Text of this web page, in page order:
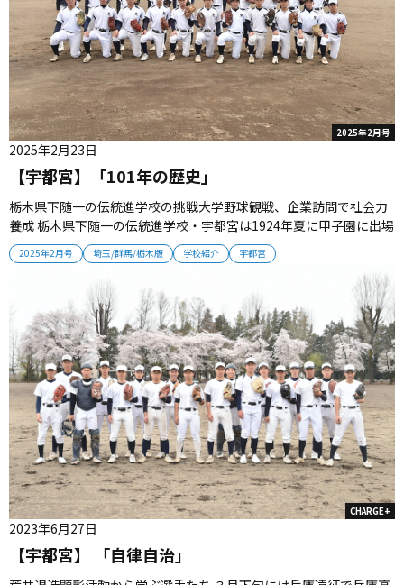
2025年2月号
2025年2月号 埼玉/群馬/栃木版 学校紹介 宇都宮
【宇都宮】「101年の歴史」
2025年2月23日
栃木県下随一の伝統進学校の挑戦大学野球観戦、企業訪問で社会力
養成 栃木県下随一の伝統進学校・宇都宮は1924年夏に甲子園に出場
した実績を持つ。伝統を継承する選手たちは101年ぶりの甲子園出
場を目標に、心技体を磨いていく。 ■OBの大学３年中山が東大で
活躍 昨年度、東大合格者21人を記録した伝統進学校・宇都宮。野球
CHARGE+
【宇都宮】 「自律自治」
2023年6月27日